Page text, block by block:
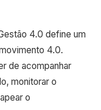
4.0 define um
4.0.
de acompanhar
monitorar o
o